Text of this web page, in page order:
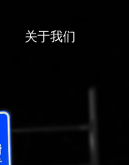
关于我们